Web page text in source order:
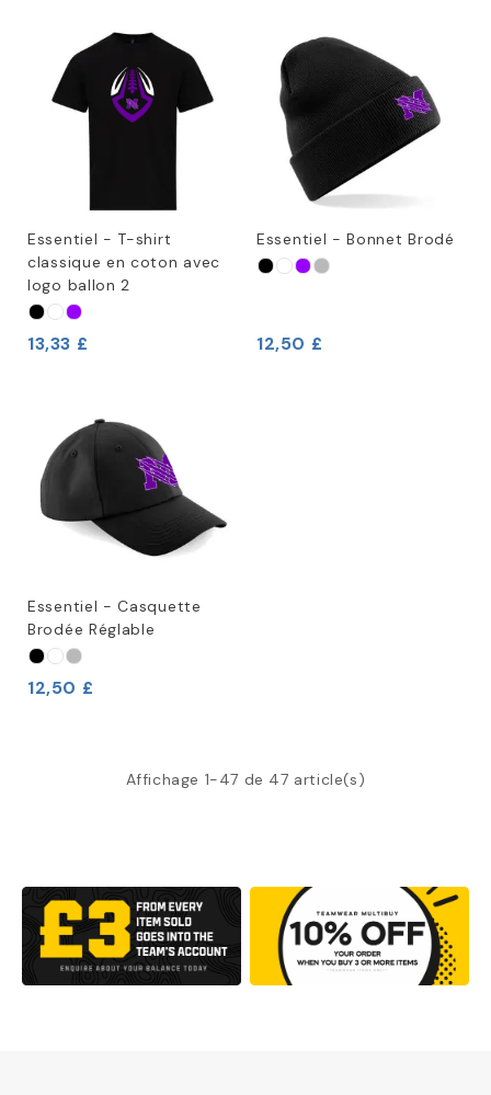
Essentiel - T-shirt
classique en coton avec
logo ballon 2
13,33 £
Essentiel - Bonnet Brodé
12,50 £
Essentiel - Casquette
Brodée Réglable
12,50 £
Affichage 1-47 de 47 article(s)